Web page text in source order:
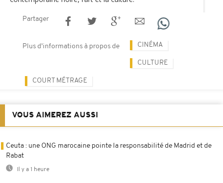
Partager
Plus d'informations à propos de CINÉMA
CULTURE
COURT MÉTRAGE
VOUS AIMEREZ AUSSI
Ceuta : une ONG marocaine pointe la responsabilité de Madrid et de
Rabat
Il y a 1 heure